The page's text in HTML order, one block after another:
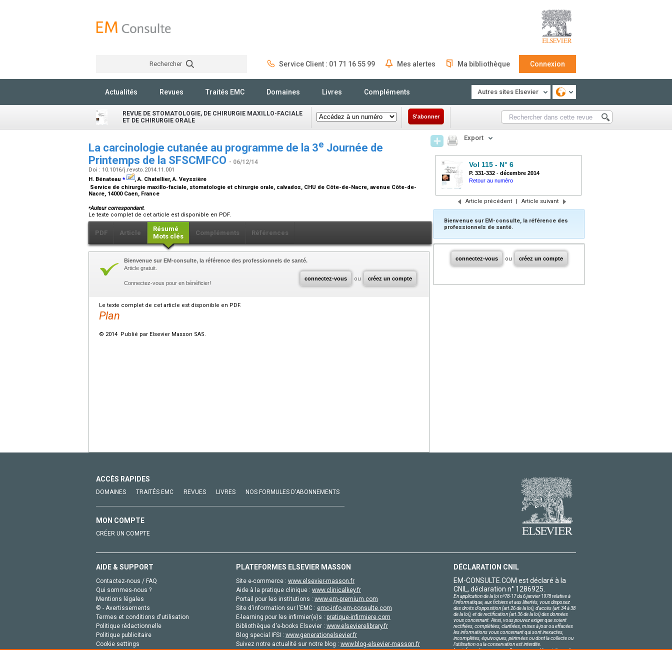
Rechercher Service Client : 01 71 16 55 99 Mes alertes Ma bibliothèque Connexion
Actualités Revues Traités EMC Domaines Livres Compléments Autres sites Elsevier
REVUE DE STOMATOLOGIE, DE CHIRURGIE MAXILLO-FACIALE
ET DE CHIRURGIE ORALE
S'abonner
La carcinologie cutanée au programme de la 3e Journée de
Printemps de la SFSCMFCO - 06/12/14
Doi : 10.1016/j.revsto.2014.11.001
H. Bénateau ⁎
, A. Chatellier, A. Veyssière
Service de chirurgie maxillo-faciale, stomatologie et chirurgie orale, calvados, CHU de Côte-de-Nacre, avenue Côte-de-
Nacre, 14000 Caen, France
⁎Auteur correspondant.
Le texte complet de cet article est disponible en PDF.
PDF Article
Résumé
Mots clés
Compléments Références
connectez-vous ou créez un compte
Bienvenue sur EM-consulte, la référence des professionnels de santé.
Article gratuit.
Connectez-vous pour en bénéficier!
Le texte complet de cet article est disponible en PDF.
Plan
© 2014 Publié par Elsevier Masson SAS.
Export
Vol 115 - N° 6
P. 331-332 - décembre 2014
Retour au numéro
Article précédent | Article suivant
Bienvenue sur EM-consulte, la référence des
professionnels de santé.
connectez-vous ou créez un compte
ACCÈS RAPIDES
DOMAINES TRAITÉS EMC REVUES LIVRES NOS FORMULES D'ABONNEMENTS
MON COMPTE
CRÉER UN COMPTE
AIDE & SUPPORT
Contactez-nous / FAQ
Qui sommes-nous ?
Mentions légales
© - Avertissements
Termes et conditions d'utilisation
Politique rédactionnelle
Politique publicitaire
Cookie settings
PLATEFORMES ELSEVIER MASSON
Site e-commerce : www.elsevier-masson.fr
Aide à la pratique clinique : www.clinicalkey.fr
Portail pour les institutions : www.em-premium.com
Site d'information sur l'EMC : emc-info.em-consulte.com
E-learning pour les infirmier(e)s : pratique-infirmiere.com
Bibliothèque d'e-books Elsevier : www.elsevierelibrary.fr
Blog special IFSI : www.generationelsevier.fr
Suivez notre actualité sur notre blog : www.blog-elsevier-masson.fr
DÉCLARATION CNIL
EM-CONSULTE.COM est déclaré à la
CNIL, déclaration n° 1286925.
En application de la loi nº78-17 du 6 janvier 1978 relative à
l'informatique, aux fichiers et aux libertés, vous disposez
des droits d'opposition (art.26 de la loi), d'accès (art.34 à 38
de la loi), et de rectification (art.36 de la loi) des données
vous concernant. Ainsi, vous pouvez exiger que soient
rectifiées, complétées, clarifiées, mises à jour ou effacées
les informations vous concernant qui sont inexactes,
incomplètes, équivoques, périmées ou dont la collecte ou
l'utilisation ou la conservation est interdite.
Les informations personnelles concernant les visiteurs de